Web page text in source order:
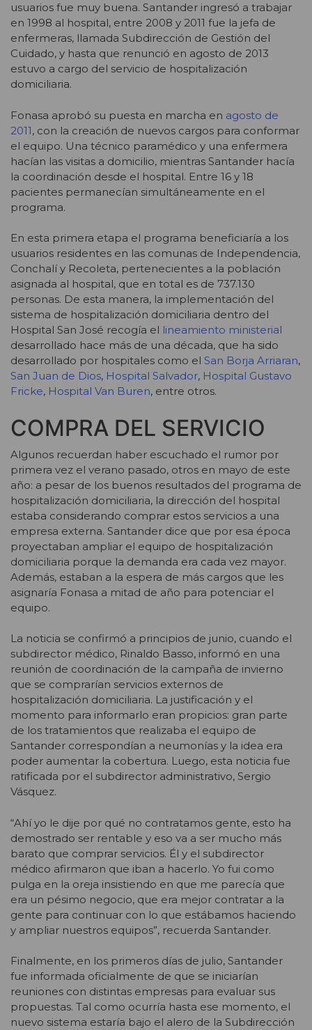
usuarios fue muy buena. Santander ingresó a trabajar
en 1998 al hospital, entre 2008 y 2011 fue la jefa de
enfermeras, llamada Subdirección de Gestión del
Cuidado, y hasta que renunció en agosto de 2013
estuvo a cargo del servicio de hospitalización
domiciliaria.
Fonasa aprobó su puesta en marcha en agosto de
2011, con la creación de nuevos cargos para conformar
el equipo. Una técnico paramédico y una enfermera
hacían las visitas a domicilio, mientras Santander hacía
la coordinación desde el hospital. Entre 16 y 18
pacientes permanecían simultáneamente en el
programa.
En esta primera etapa el programa beneficiaría a los
usuarios residentes en las comunas de Independencia,
Conchalí y Recoleta, pertenecientes a la población
asignada al hospital, que en total es de 737.130
personas. De esta manera, la implementación del
sistema de hospitalización domiciliaria dentro del
Hospital San José recogía el lineamiento ministerial
desarrollado hace más de una década, que ha sido
desarrollado por hospitales como el San Borja Arriaran,
San Juan de Dios, Hospital Salvador, Hospital Gustavo
Fricke, Hospital Van Buren, entre otros.
COMPRA DEL SERVICIO
Algunos recuerdan haber escuchado el rumor por
primera vez el verano pasado, otros en mayo de este
año: a pesar de los buenos resultados del programa de
hospitalización domiciliaria, la dirección del hospital
estaba considerando comprar estos servicios a una
empresa externa. Santander dice que por esa época
proyectaban ampliar el equipo de hospitalización
domiciliaria porque la demanda era cada vez mayor.
Además, estaban a la espera de más cargos que les
asignaría Fonasa a mitad de año para potenciar el
equipo.
La noticia se confirmó a principios de junio, cuando el
subdirector médico, Rinaldo Basso, informó en una
reunión de coordinación de la campaña de invierno
que se comprarían servicios externos de
hospitalización domiciliaria. La justificación y el
momento para informarlo eran propicios: gran parte
de los tratamientos que realizaba el equipo de
Santander correspondían a neumonías y la idea era
poder aumentar la cobertura. Luego, esta noticia fue
ratificada por el subdirector administrativo, Sergio
Vásquez.
“Ahí yo le dije por qué no contratamos gente, esto ha
demostrado ser rentable y eso va a ser mucho más
barato que comprar servicios. Él y el subdirector
médico afirmaron que iban a hacerlo. Yo fui como
pulga en la oreja insistiendo en que me parecía que
era un pésimo negocio, que era mejor contratar a la
gente para continuar con lo que estábamos haciendo
y ampliar nuestros equipos”, recuerda Santander.
Finalmente, en los primeros días de julio, Santander
fue informada oficialmente de que se iniciarían
reuniones con distintas empresas para evaluar sus
propuestas. Tal como ocurría hasta ese momento, el
nuevo sistema estaría bajo el alero de la Subdirección